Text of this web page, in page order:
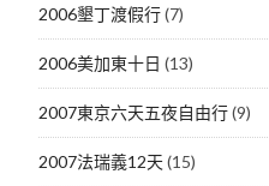
2006墾丁渡假行(7)
2006美加東十日 (13)
2007東京六天五夜自由行(9)
2007法瑞義12天(15)